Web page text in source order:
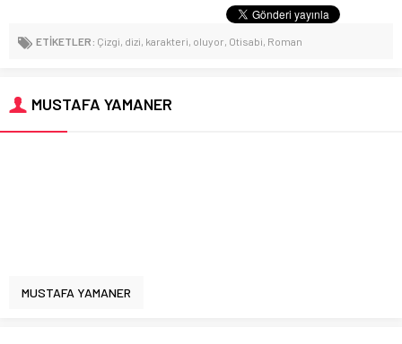
ETİKETLER: Çizgi, dizi, karakteri, oluyor, Otisabi, Roman
MUSTAFA YAMANER
MUSTAFA YAMANER